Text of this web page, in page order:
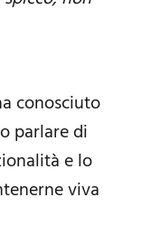
conosciuto
parlare di
e lo
viva